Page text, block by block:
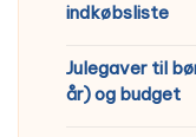
indkøbsliste
Julegaver til
år) og budget